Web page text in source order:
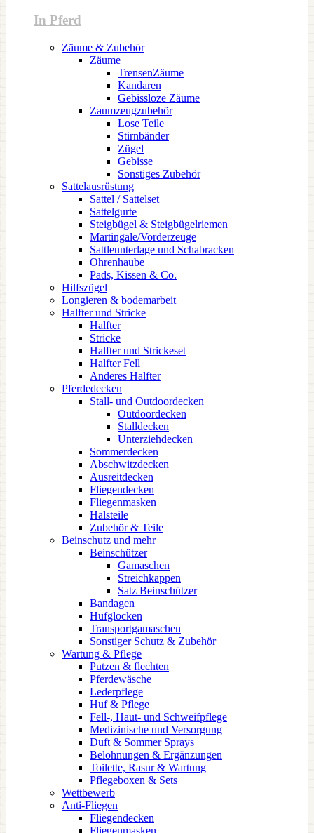
In Pferd
Zäume & Zubehör
Zäume
TrensenZäume
Kandaren
Gebissloze Zäume
Zaumzeugzubehör
Lose Teile
Stirnbänder
Zügel
Gebisse
Sonstiges Zubehör
Sattelausrüstung
Sattel / Sattelset
Sattelgurte
Steigbügel & Steigbügelriemen
Martingale/Vorderzeuge
Sattleunterlage und Schabracken
Ohrenhaube
Pads, Kissen & Co.
Hilfszügel
Longieren & bodemarbeit
Halfter und Stricke
Halfter
Stricke
Halfter und Strickeset
Halfter Fell
Anderes Halfter
Pferdedecken
Stall- und Outdoordecken
Outdoordecken
Stalldecken
Unterziehdecken
Sommerdecken
Abschwitzdecken
Ausreitdecken
Fliegendecken
Fliegenmasken
Halsteile
Zubehör & Teile
Beinschutz und mehr
Beinschützer
Gamaschen
Streichkappen
Satz Beinschützer
Bandagen
Hufglocken
Transportgamaschen
Sonstiger Schutz & Zubehör
Wartung & Pflege
Putzen & flechten
Pferdewäsche
Lederpflege
Huf & Pflege
Fell-, Haut- und Schweifpflege
Medizinische und Versorgung
Duft & Sommer Sprays
Belohnungen & Ergänzungen
Toilette, Rasur & Wartung
Pflegeboxen & Sets
Wettbewerb
Anti-Fliegen
Fliegendecken
Fliegenmasken